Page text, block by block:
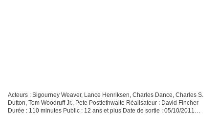
Acteurs : Sigourney Weaver, Lance Henriksen, Charles Dance, Charles S.
Dutton, Tom Woodruff Jr., Pete Postlethwaite Réalisateur : David Fincher
Durée : 110 minutes Public : 12 ans et plus Date de sortie : 05/10/2011